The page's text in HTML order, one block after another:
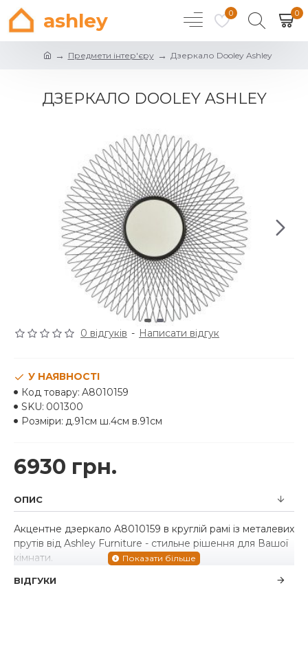
ashley 0 0
Предмети інтер'єру Дзеркало Dooley Ashley
ДЗЕРКАЛО DOOLEY ASHLEY
0 відгуків - Написати відгук
6930 грн.
У НАЯВНОСТІ
Код товару: A8010159
SKU: 001300
Розміри: д.91см ш.4см в.91см
ОПИС
Акцентне дзеркало A8010159 в круглій рамі із металевих
прутів від Ashley Furniture - стильне рішення для Вашої
кімнати.
ВІДГУКИ